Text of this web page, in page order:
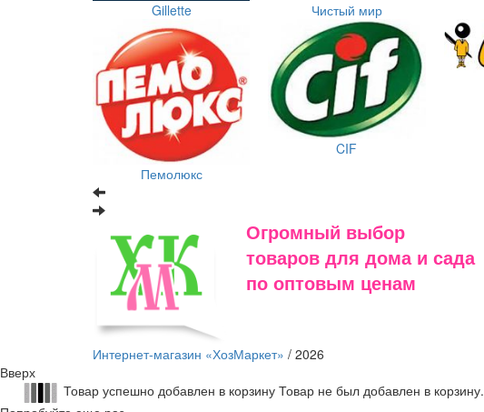
Gillette Чистый мир
Пемолюкс
CIF
Огромный выбор
товаров для дома и сада
по оптовым ценам
Интернет-магазин «ХозМаркет» / 2026
Вверх
Товар успешно добавлен в корзину Товар не был добавлен в корзину.